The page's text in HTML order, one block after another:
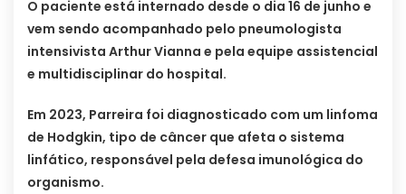
O paciente está internado desde o dia 16 de junho e
vem sendo acompanhado pelo pneumologista
intensivista Arthur Vianna e pela equipe assistencial
e multidisciplinar do hospital.
Em 2023, Parreira foi diagnosticado com um linfoma
de Hodgkin, tipo de câncer que afeta o sistema
linfático, responsável pela defesa imunológica do
organismo.